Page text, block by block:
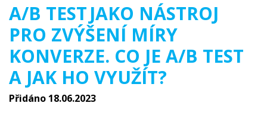
zkratky
A/B TEST JAKO NÁSTROJ
PRO ZVÝŠENÍ MÍRY
KONVERZE. CO JE A/B TEST
A JAK HO VYUŽÍT?
Přidáno 18.06.2023